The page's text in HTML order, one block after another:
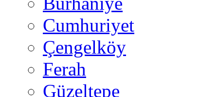
Cumhuriyet
Çengelköy
Ferah
Güzeltepe